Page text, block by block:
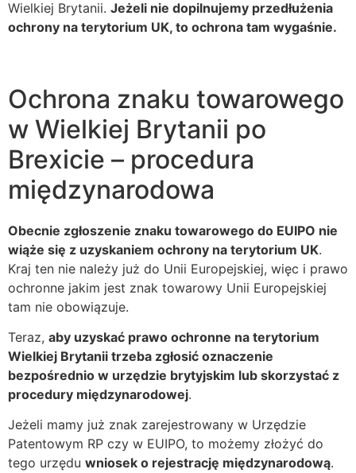
Wielkiej Brytanii. Jeżeli nie dopilnujemy przedłużenia
ochrony na terytorium UK, to ochrona tam wygaśnie.
Ochrona znaku towarowego
w Wielkiej Brytanii po
Brexicie – procedura
międzynarodowa
Obecnie zgłoszenie znaku towarowego do EUIPO nie
wiąże się z uzyskaniem ochrony na terytorium UK.
Kraj ten nie należy już do Unii Europejskiej, więc i prawo
ochronne jakim jest znak towarowy Unii Europejskiej
tam nie obowiązuje.
Teraz, aby uzyskać prawo ochronne na terytorium
Wielkiej Brytanii trzeba zgłosić oznaczenie
bezpośrednio w urzędzie brytyjskim lub skorzystać z
procedury międzynarodowej.
Jeżeli mamy już znak zarejestrowany w Urzędzie
Patentowym RP czy w EUIPO, to możemy złożyć do
tego urzędu wniosek o rejestrację międzynarodową.